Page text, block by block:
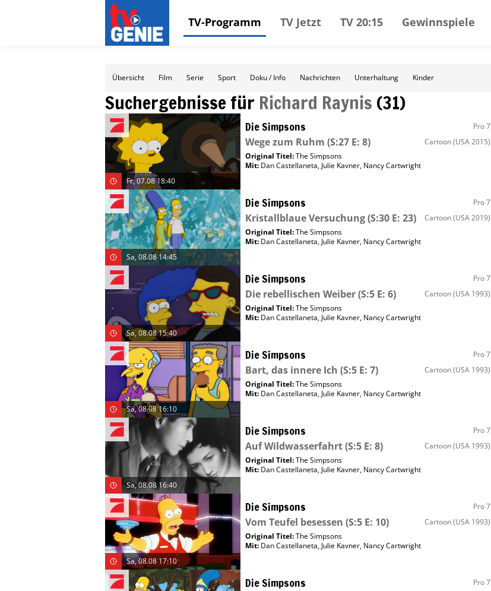
TV-Programm TV Jetzt TV 20:15 Gewinnspiele
Übersicht Film Serie Sport Doku / Info Nachrichten Unterhaltung Kinder
Suchergebnisse für Richard Raynis (31)
Fr, 07.08 18:40
Die Simpsons Pro 7
Wege zum Ruhm (S:27 E: 8) Cartoon(USA 2015)
Original Titel:The Simpsons
Mit: Dan Castellaneta, Julie Kavner, Nancy Cartwright
Sa, 08.08 14:45
Die Simpsons Pro 7
Kristallblaue Versuchung(S:30 E: 23) Cartoon(USA 2019)
Original Titel:The Simpsons
Mit: Dan Castellaneta, Julie Kavner, Nancy Cartwright
Sa, 08.08 15:40
Die Simpsons Pro 7
Die rebellischen Weiber(S:5 E: 6) Cartoon(USA 1993)
Original Titel:The Simpsons
Mit: Dan Castellaneta, Julie Kavner, Nancy Cartwright
Sa, 08.08 16:10
Die Simpsons Pro 7
Bart, das innere Ich (S:5 E: 7) Cartoon(USA 1993)
Original Titel:The Simpsons
Mit: Dan Castellaneta, Julie Kavner, Nancy Cartwright
Sa, 08.08 16:40
Die Simpsons Pro 7
Auf Wildwasserfahrt(S:5 E: 8) Cartoon(USA 1993)
Original Titel:The Simpsons
Mit: Dan Castellaneta, Julie Kavner, Nancy Cartwright
Sa, 08.08 17:10
Die Simpsons Pro 7
Vom Teufel besessen (S:5 E: 10) Cartoon(USA 1993)
Original Titel:The Simpsons
Mit: Dan Castellaneta, Julie Kavner, Nancy Cartwright
Die Simpsons Pro 7